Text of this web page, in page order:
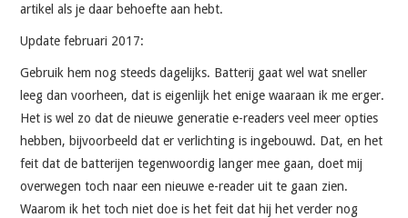
artikel als je daar behoefte aan hebt.
Update februari 2017:
Gebruik hem nog steeds dagelijks. Batterij gaat wel wat sneller
leeg dan voorheen, dat is eigenlijk het enige waaraan ik me erger.
Het is wel zo dat de nieuwe generatie e-readers veel meer opties
hebben, bijvoorbeeld dat er verlichting is ingebouwd. Dat, en het
feit dat de batterijen tegenwoordig langer mee gaan, doet mij
overwegen toch naar een nieuwe e-reader uit te gaan zien.
Waarom ik het toch niet doe is het feit dat hij het verder nog